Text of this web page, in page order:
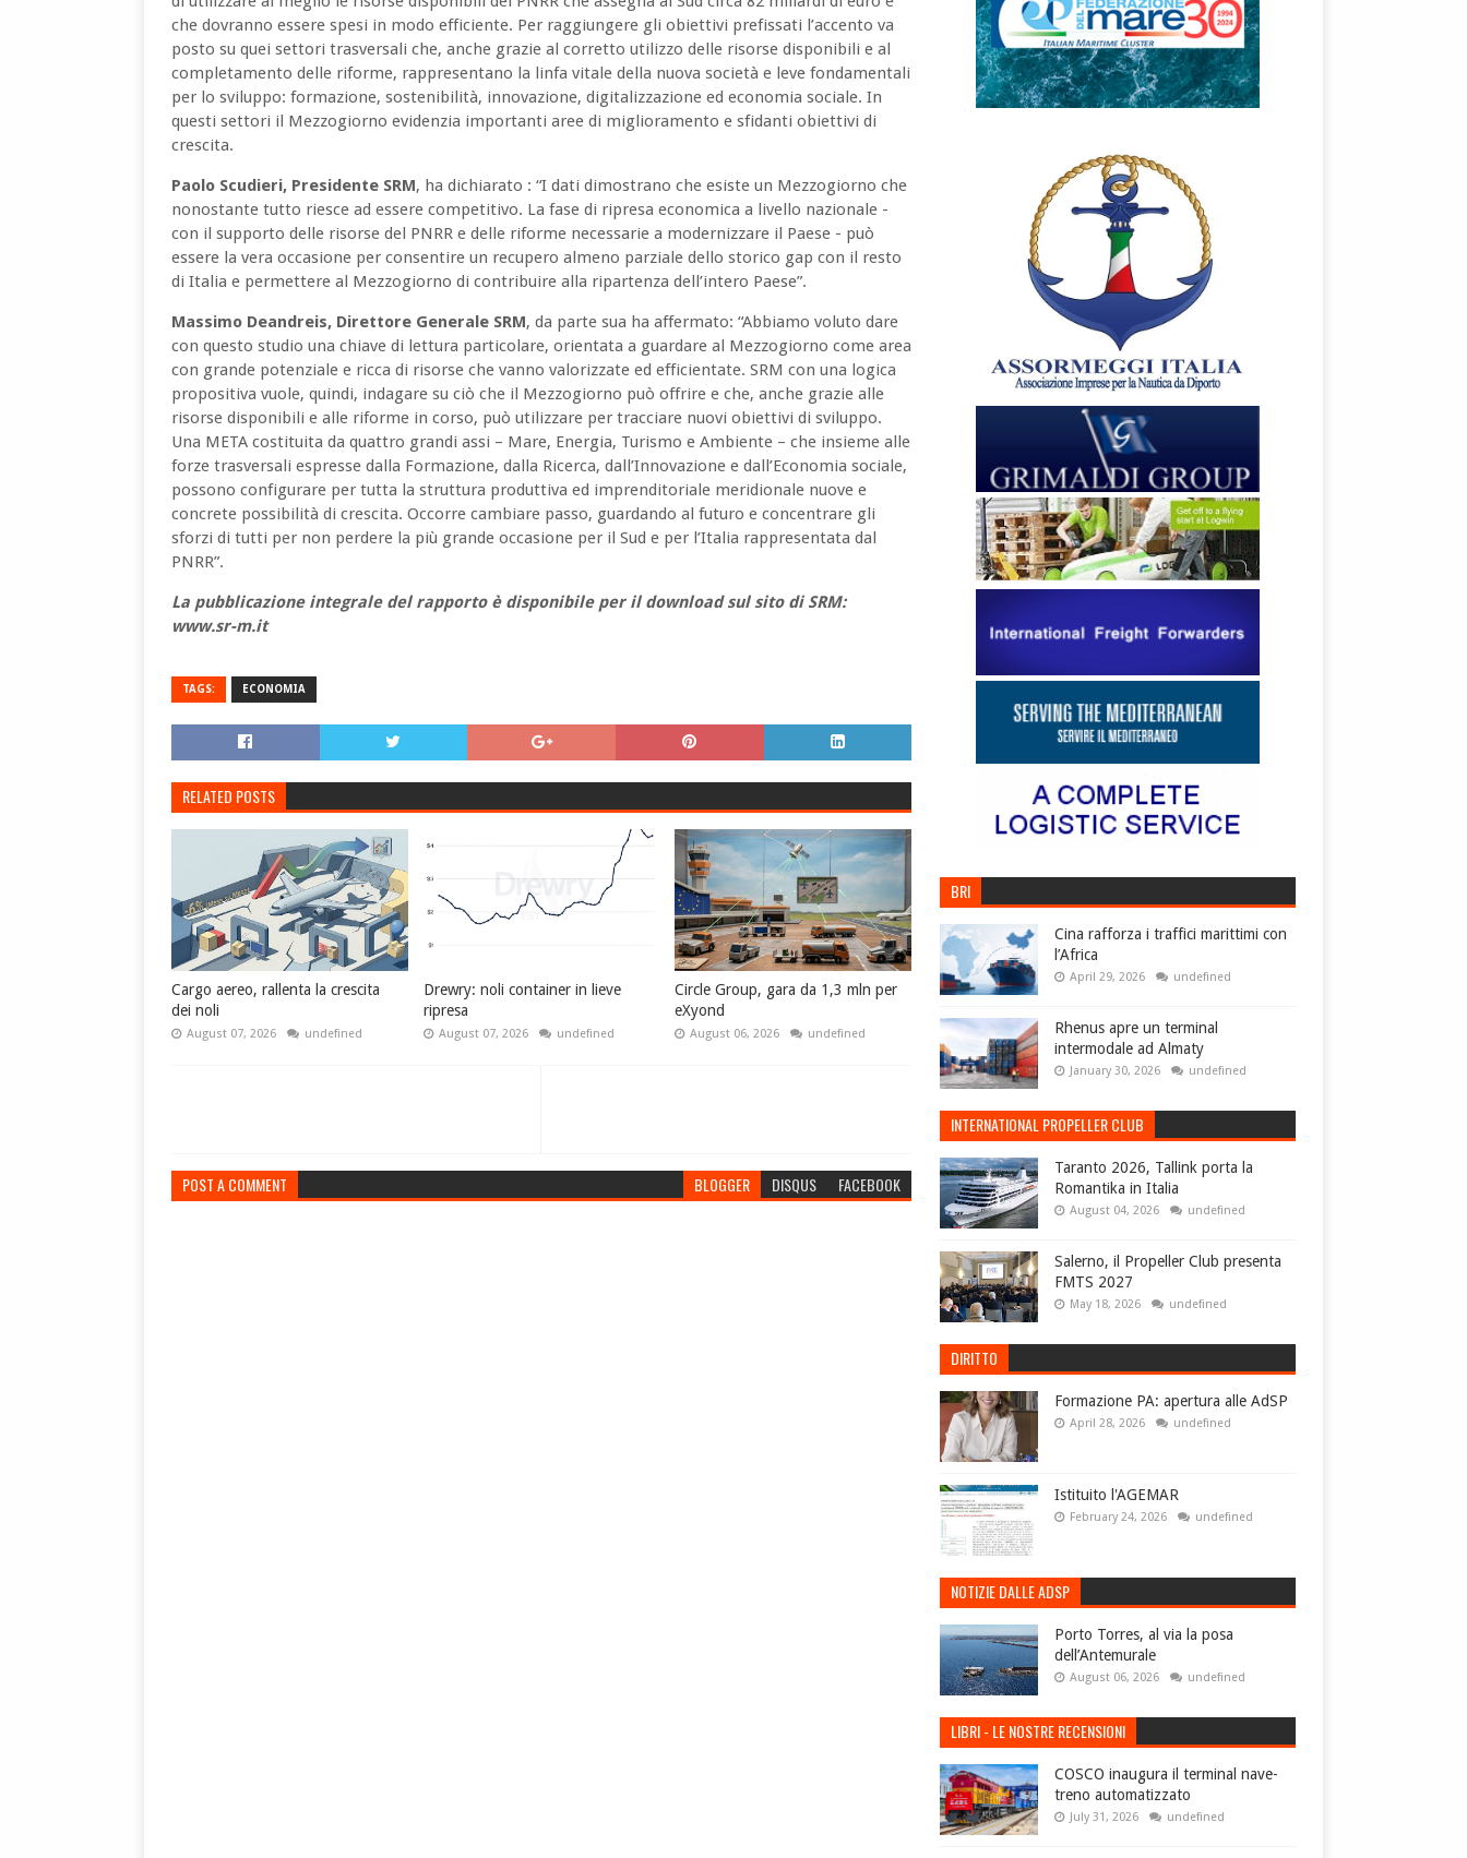
che dovranno essere spesi in modo efficiente. Per raggiungere gli obiettivi prefissati l’accento va
posto su quei settori trasversali che, anche grazie al corretto utilizzo delle risorse disponibili e al
completamento delle riforme, rappresentano la linfa vitale della nuova società e leve fondamentali
per lo sviluppo: formazione, sostenibilità, innovazione, digitalizzazione ed economia sociale. In
questi settori il Mezzogiorno evidenzia importanti aree di miglioramento e sfidanti obiettivi di
crescita.
Paolo Scudieri, Presidente SRM, ha dichiarato : “I dati dimostrano che esiste un Mezzogiorno che
nonostante tutto riesce ad essere competitivo. La fase di ripresa economica a livello nazionale -
con il supporto delle risorse del PNRR e delle riforme necessarie a modernizzare il Paese - può
essere la vera occasione per consentire un recupero almeno parziale dello storico gap con il resto
di Italia e permettere al Mezzogiorno di contribuire alla ripartenza dell’intero Paese”.
Massimo Deandreis, Direttore Generale SRM, da parte sua ha affermato: “Abbiamo voluto dare
con questo studio una chiave di lettura particolare, orientata a guardare al Mezzogiorno come area
con grande potenziale e ricca di risorse che vanno valorizzate ed efficientate. SRM con una logica
propositiva vuole, quindi, indagare su ciò che il Mezzogiorno può offrire e che, anche grazie alle
risorse disponibili e alle riforme in corso, può utilizzare per tracciare nuovi obiettivi di sviluppo.
Una META costituita da quattro grandi assi – Mare, Energia, Turismo e Ambiente – che insieme alle
forze trasversali espresse dalla Formazione, dalla Ricerca, dall’Innovazione e dall’Economia sociale,
possono configurare per tutta la struttura produttiva ed imprenditoriale meridionale nuove e
concrete possibilità di crescita. Occorre cambiare passo, guardando al futuro e concentrare gli
sforzi di tutti per non perdere la più grande occasione per il Sud e per l’Italia rappresentata dal
PNRR”.
La pubblicazione integrale del rapporto è disponibile per il download sul sito di SRM:
www.sr-m.it
TAGS: ECONOMIA
RELATED POSTS
Cargo aereo, rallenta la crescita
dei noli
August 07, 2026 undefined
Drewry: noli container in lieve
ripresa
August 07, 2026 undefined
Circle Group, gara da 1,3 mln per
eXyond
August 06, 2026 undefined
POST A COMMENT BLOGGER DISQUS FACEBOOK
BRI
Cina rafforza i traffici marittimi con
l’Africa
April 29, 2026 undefined
Rhenus apre un terminal
intermodale ad Almaty
January 30, 2026 undefined
INTERNATIONAL PROPELLER CLUB
Taranto 2026, Tallink porta la
Romantika in Italia
August 04, 2026 undefined
Salerno, il Propeller Club presenta
FMTS 2027
May 18, 2026 undefined
DIRITTO
Formazione PA: apertura alle AdSP
April 28, 2026 undefined
Istituito l'AGEMAR
February 24, 2026 undefined
NOTIZIE DALLE ADSP
Porto Torres, al via la posa
dell’Antemurale
August 06, 2026 undefined
LIBRI - LE NOSTRE RECENSIONI
COSCO inaugura il terminal nave-
treno automatizzato
July 31, 2026 undefined